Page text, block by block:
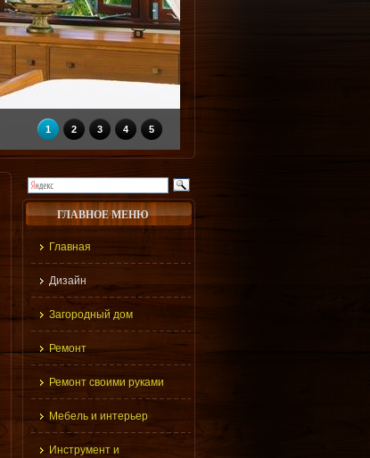
1 2 3 4 5
ГЛАВНОЕ МЕНЮ
Главная
Дизайн
Загородный дом
Ремонт
Ремонт своими руками
Мебель и интерьер
Инструмент и